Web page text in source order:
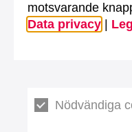
motsvarande
Data privacy
Nödvändiga